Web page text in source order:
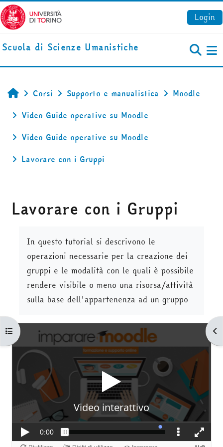
Vai al contenuto principale
Login
Scuola di Scienze Umanistiche
Apri indice del corso
Home
Corsi Supporto e manualistica
Moodle
Video Guide operative su Moodle
Video Guide operative su Moodle
Lavorare con i Gruppi
Lavorare con i Gruppi
In questo tutorial si descrivono le
operazioni necessarie per la creazione dei
gruppi e le modalità con le quali è possibile
rendere visibile o meno una risorsa/attività
sulla base dell'appartenenza ad un gruppo